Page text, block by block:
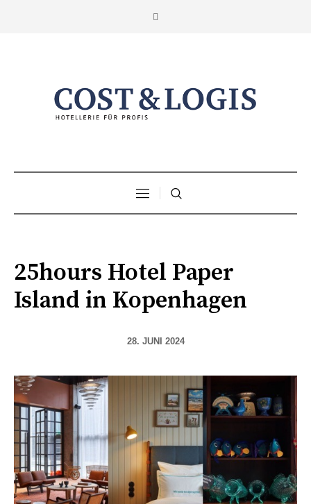
25hours Hotel Paper
Island in Kopenhagen
28. JUNI 2024